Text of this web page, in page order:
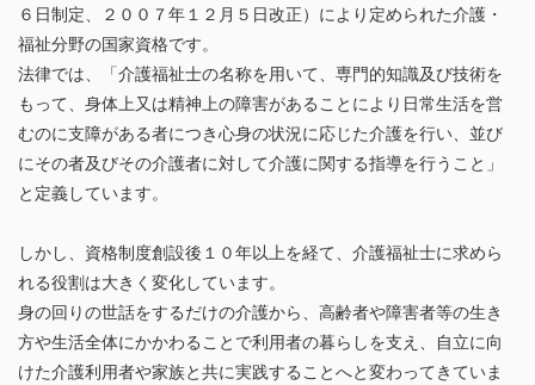
６日制定、２００７年１２月５日改正）により定められた介護・
福祉分野の国家資格です。
法律では、「介護福祉士の名称を用いて、専門的知識及び技術を
もって、身体上又は精神上の障害があることにより日常生活を営
むのに支障がある者につき心身の状況に応じた介護を行い、並び
にその者及びその介護者に対して介護に関する指導を行うこと」
と定義しています。
しかし、資格制度創設後１０年以上を経て、介護福祉士に求めら
れる役割は大きく変化しています。
身の回りの世話をするだけの介護から、高齢者や障害者等の生き
方や生活全体にかかわることで利用者の暮らしを支え、自立に向
けた介護利用者や家族と共に実践することへと変わってきていま